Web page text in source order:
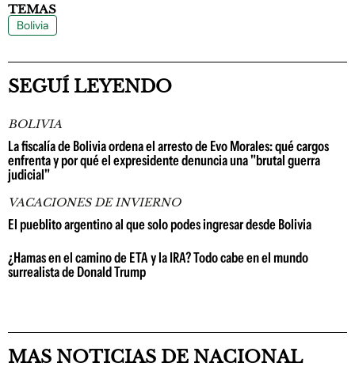
TEMAS
Bolivia
SEGUÍ LEYENDO
BOLIVIA
La fiscalía de Bolivia ordena el arresto de Evo Morales: qué cargos
enfrenta y por qué el expresidente denuncia una "brutal guerra
judicial"
VACACIONES DE INVIERNO
El pueblito argentino al que solo podes ingresar desde Bolivia
¿Hamas en el camino de ETA y la IRA? Todo cabe en el mundo
surrealista de Donald Trump
MAS NOTICIAS DE NACIONAL